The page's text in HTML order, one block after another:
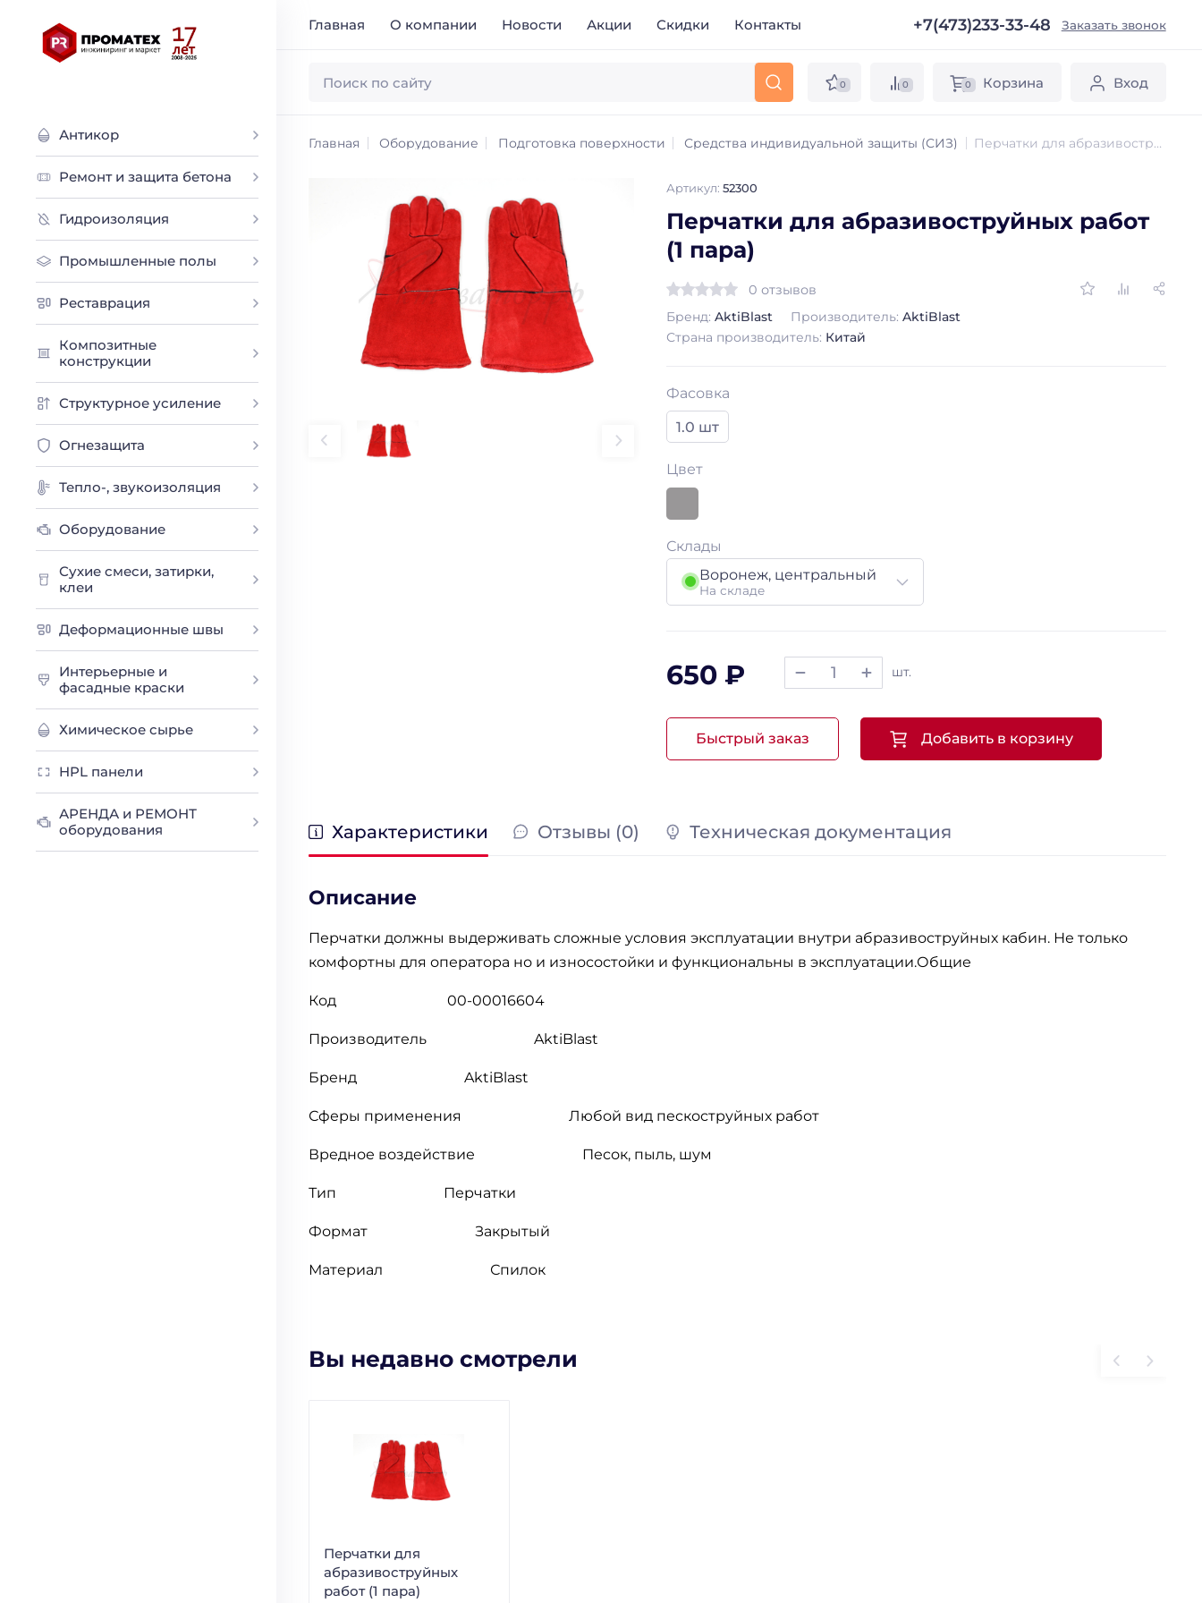
Главная О компании Новости Акции Скидки Контакты +7(473)233-33-48 Заказать звонок
0 0 0 Корзина Вход
Главная Оборудование Подготовка поверхности Средства индивидуальной защиты (СИЗ) Перчатки для абразивоструйных работ (1 пара)
Перчатки для абразивоструйных работ
(1 пара)
0 отзывов
Бренд:AktiBlast Производитель:AktiBlast
Страна производитель: Китай
Фасовка
1.0 шт
Цвет
Склады
Воронеж, центральный
На складе
Артикул:52300
650 ₽ шт.
Быстрый заказ Добавить в корзину
Характеристики Отзывы (0) Техническая документация
Описание
Перчатки должны выдерживать сложные условия эксплуатации внутри абразивоструйных кабин. Не только
комфортны для оператора но и износостойки и функциональны в эксплуатации.Общие
Код 00-00016604
Производитель AktiBlast
Бренд AktiBlast
Сферы применения Любой вид пескоструйных работ
Вредное воздействие Песок, пыль, шум
Тип Перчатки
Формат Закрытый
Материал Спилок
Вы недавно смотрели
Перчатки для
абразивоструйных
работ (1 пара)
Антикор
Ремонт и защита бетона
Гидроизоляция
Промышленные полы
Реставрация
Композитные
конструкции
Структурное усиление
Огнезащита
Тепло-, звукоизоляция
Оборудование
Сухие смеси, затирки,
клеи
Деформационные швы
Интерьерные и
фасадные краски
Химическое сырье
HPL панели
АРЕНДА и РЕМОНТ
оборудования